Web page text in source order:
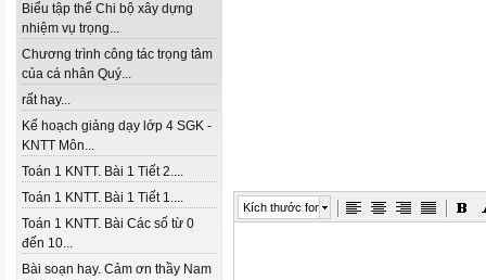
Biểu tập thể Chi bộ xây dựng
nhiệm vụ trọng...
Chương trình công tác trọng tâm
của cá nhân Quý...
rất hay...
Kế hoạch giảng dạy lớp 4 SGK -
KNTT Môn...
Toán 1 KNTT. Bài 1 Tiết 2....
Toán 1 KNTT. Bài 1 Tiết 1....
Toán 1 KNTT. Bài Các số từ 0
đến 10...
Bài soạn hay. Cảm ơn thầy Nam
Kích thước font